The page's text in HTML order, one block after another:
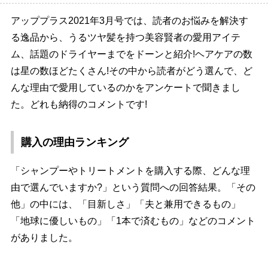
アッププラス2021年3月号では、読者のお悩みを解決す
る逸品から、うるツヤ髪を持つ美容賢者の愛用アイテ
ム、話題のドライヤーまでをドーンと紹介!ヘアケアの数
は星の数ほどたくさん!その中から読者がどう選んで、ど
んな理由で愛用しているのかをアンケートで聞きまし
た。どれも納得のコメントです!
購入の理由ランキング
「シャンプーやトリートメントを購入する際、どんな理
由で選んでいますか?」という質問への回答結果。「その
他」の中には、「目新しさ」「夫と兼用できるもの」
「地球に優しいもの」「1本で済むもの」などのコメント
がありました。